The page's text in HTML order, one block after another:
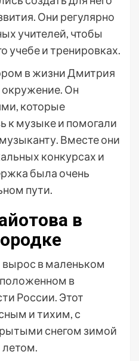
Они регулярно
учителей, чтобы
учебе и тренировках.
в жизни Дмитрия
окружение. Он
которые
к музыке и помогали
Вместе они
конкурсах и
была очень
пути.
в
вырос в маленьком
в
России. Этот
и тихим, с
снегом зимой